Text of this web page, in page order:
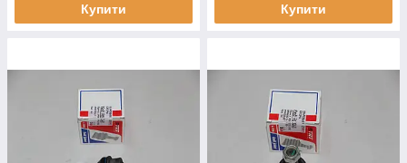
Купити Купити